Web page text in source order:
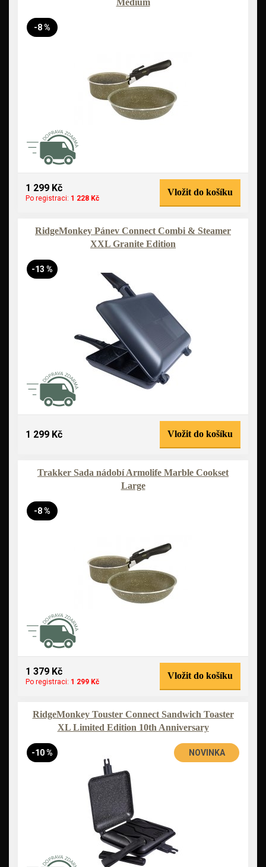
Medium
-8 %
1 299 Kč
Po registraci: 1 228 Kč
Vložit do košíku
RidgeMonkey Pánev Connect Combi & Steamer
XXL Granite Edition
-13 %
1 299 Kč Vložit do košíku
Trakker Sada nádobí Armolife Marble Cookset
Large
-8 %
1 379 Kč
Po registraci: 1 299 Kč
Vložit do košíku
RidgeMonkey Touster Connect Sandwich Toaster
XL Limited Edition 10th Anniversary
-10 % NOVINKA